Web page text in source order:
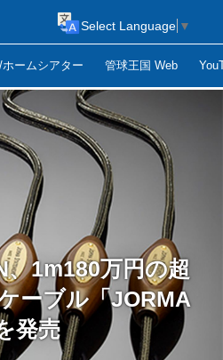
ホームシアター 管球王国 Web
Select Language ▼
、1m180万円の超
ーブル「JORMA
発売